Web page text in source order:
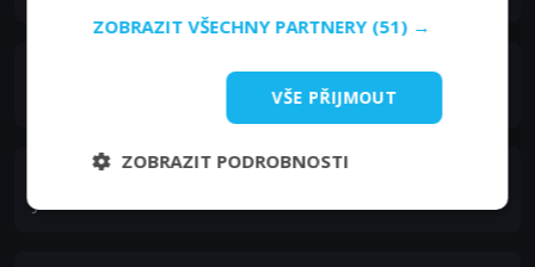
Roland Møller
Jackson
ZOBRAZIT VŠECHNY PARTNERY (51) →
VŠE PŘIJMOUT
ZOBRAZIT PODROBNOSTI